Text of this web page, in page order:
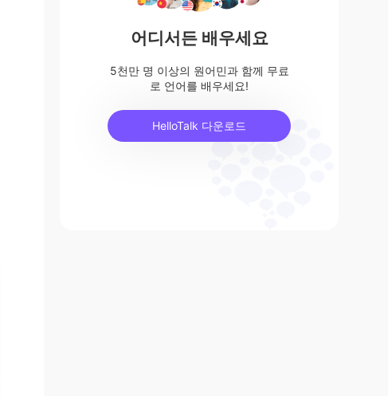
어디서든 배우세요
5천만 명 이상의 원어민과 함께 무료
로 언어를 배우세요!
HelloTalk 다운로드